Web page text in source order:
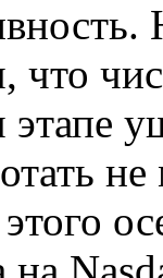
что
этапе